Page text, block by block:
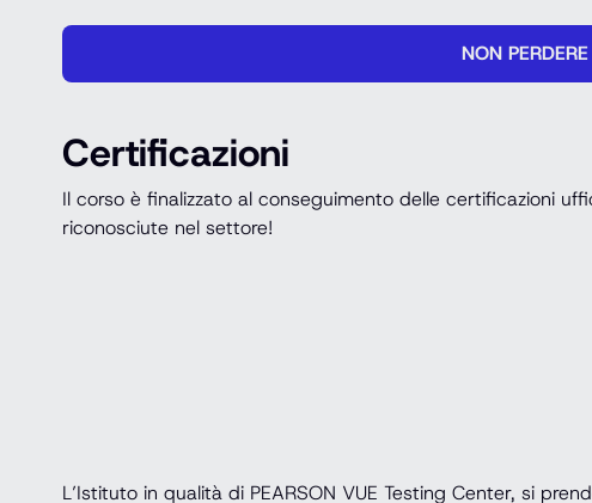
NON
Certificazioni
Il corso è finalizzato al conseguimento delle certificazioni
riconosciute nel settore!
L’Istituto in qualità di PEARSON VUE Testing Center, si